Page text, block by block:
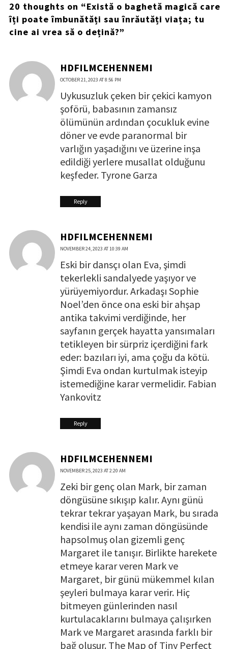
20 thoughts on “Există o baghetă magică care
îți poate îmbunătăți sau înrăutăți viața; tu
cine ai vrea să o dețină?”
HDFILMCEHENNEMI
OCTOBER 21, 2023 AT 8:56 PM
Uykusuzluk çeken bir çekici kamyon
şoförü, babasının zamansız
ölümünün ardından çocukluk evine
döner ve evde paranormal bir
varlığın yaşadığını ve üzerine inşa
edildiği yerlere musallat olduğunu
keşfeder. Tyrone Garza
Reply
HDFILMCEHENNEMI
NOVEMBER 24, 2023 AT 10:39 AM
Eski bir dansçı olan Eva, şimdi
tekerlekli sandalyede yaşıyor ve
yürüyemiyordur. Arkadaşı Sophie
Noel’den önce ona eski bir ahşap
antika takvimi verdiğinde, her
sayfanın gerçek hayatta yansımaları
tetikleyen bir sürpriz içerdiğini fark
eder: bazıları iyi, ama çoğu da kötü.
Şimdi Eva ondan kurtulmak isteyip
istemediğine karar vermelidir. Fabian
Yankovitz
Reply
HDFILMCEHENNEMI
NOVEMBER 25, 2023 AT 2:20 AM
Zeki bir genç olan Mark, bir zaman
döngüsüne sıkışıp kalır. Aynı günü
tekrar tekrar yaşayan Mark, bu sırada
kendisi ile aynı zaman döngüsünde
hapsolmuş olan gizemli genç
Margaret ile tanışır. Birlikte harekete
etmeye karar veren Mark ve
Margaret, bir günü mükemmel kılan
şeyleri bulmaya karar verir. Hiç
bitmeyen günlerinden nasıl
kurtulacaklarını bulmaya çalışırken
Mark ve Margaret arasında farklı bir
bağ oluşur. The Map of Tiny Perfect